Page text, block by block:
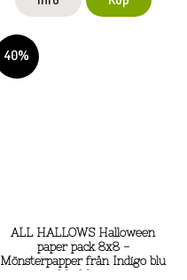
40%
ALL HALLOWS Halloween
paper pack 8x8 -
Mönsterpapper från Indigo blu